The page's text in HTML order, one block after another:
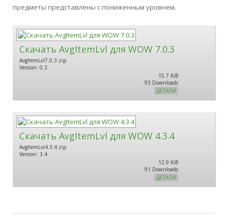
предметы представлены с пониженным уровнем.
Скачать AvgItemLvl для WOW 7.0.3
AvgItemLvl7.0.3.zip
Version: 0.3
15.7 KiB
93 Downloads
ДЕТАЛИ
Скачать AvgItemLvl для WOW 4.3.4
AvgItemLvl4.3.4.zip
Version: 3.4
12.9 KiB
91 Downloads
ДЕТАЛИ